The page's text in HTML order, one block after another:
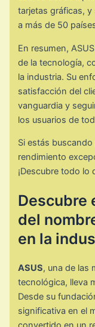
tarjetas gráficas,
a más de 50
En resumen,
de la tecnología,
la industria. Su
satisfacción del
vanguardia y
los usuarios de
Si estás
rendimiento
¡Descubre todo lo
Descubre
del
en la
ASUS, una de las
tecnológica, lleva
Desde su
significativa en el